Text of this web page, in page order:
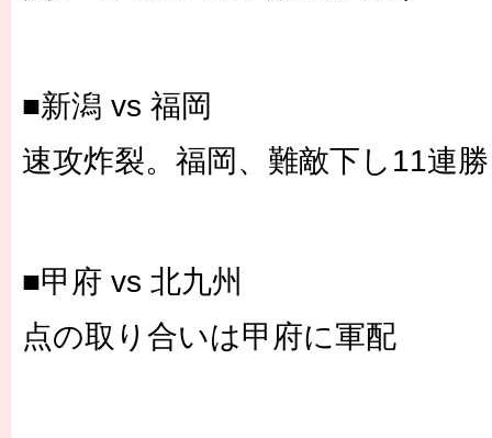
■新潟 vs 福岡
速攻炸裂。福岡、難敵下し11連勝
■甲府 vs 北九州
点の取り合いは甲府に軍配